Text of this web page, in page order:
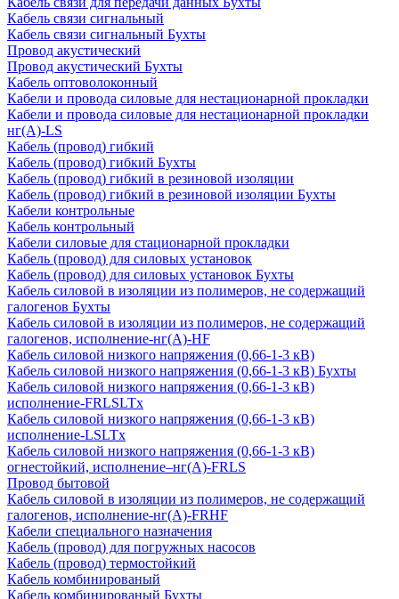
Кабель связи сигнальный
Кабель связи сигнальный Бухты
Провод акустический
Провод акустический Бухты
Кабель оптоволоконный
Кабели и провода силовые для нестационарной прокладки
Кабели и провода силовые для нестационарной прокладки
нг(А)-LS
Кабель (провод) гибкий
Кабель (провод) гибкий Бухты
Кабель (провод) гибкий в резиновой изоляции
Кабель (провод) гибкий в резиновой изоляции Бухты
Кабели контрольные
Кабель контрольный
Кабели силовые для стационарной прокладки
Кабель (провод) для силовых установок
Кабель (провод) для силовых установок Бухты
Кабель силовой в изоляции из полимеров, не содержащий
галогенов Бухты
Кабель силовой в изоляции из полимеров, не содержащий
галогенов, исполнение-нг(А)-HF
Кабель силовой низкого напряжения (0,66-1-3 кВ)
Кабель силовой низкого напряжения (0,66-1-3 кВ) Бухты
Кабель силовой низкого напряжения (0,66-1-3 кВ)
исполнение-FRLSLTx
Кабель силовой низкого напряжения (0,66-1-3 кВ)
исполнение-LSLTx
Кабель силовой низкого напряжения (0,66-1-3 кВ)
огнестойкий, исполнение–нг(А)-FRLS
Провод бытовой
Кабель силовой в изоляции из полимеров, не содержащий
галогенов, исполнение-нг(А)-FRHF
Кабели специального назначения
Кабель (провод) для погружных насосов
Кабель (провод) термостойкий
Кабель комбинированый
Кабель комбинированый Бухты